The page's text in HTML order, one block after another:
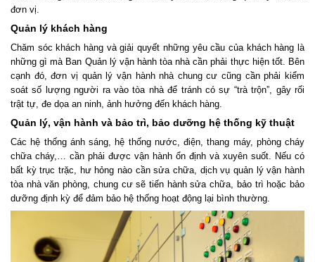
đơn vị.
Quản lý khách hàng
Chăm sóc khách hàng và giải quyết những yêu cầu của khách hàng là
những gì mà Ban Quản lý vận hành tòa nhà cần phải thực hiện tốt. Bên
cạnh đó, đơn vị quản lý vận hành nhà chung cư cũng cần phải kiểm
soát số lượng người ra vào tòa nhà để tránh có sự “trà trộn”, gây rối
trật tự, đe dọa an ninh, ảnh hưởng đến khách hàng.
Quản lý, vận hành và bảo trì, bảo dưỡng hệ thống kỹ thuật
Các hệ thống ánh sáng, hệ thống nước, điện, thang máy, phòng cháy
chữa cháy,… cần phải được vận hành ổn định và xuyên suốt. Nếu có
bất kỳ trục trặc, hư hỏng nào cần sửa chữa, dịch vụ quản lý vận hành
tòa nhà văn phòng, chung cư sẽ tiến hành sửa chữa, bảo trì hoặc bảo
dưỡng định kỳ để đảm bảo hệ thống hoạt động lại bình thường.